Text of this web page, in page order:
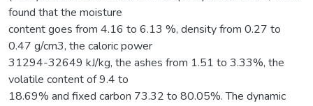
found that the moisture
content goes from 4.16 to 6.13 %, density from 0.27 to
0.47 g/cm3, the caloric power
31294-32649 kJ/kg, the ashes from 1.51 to 3.33%, the
volatile content of 9.4 to
18.69% and fixed carbon 73.32 to 80.05%. The dynamic